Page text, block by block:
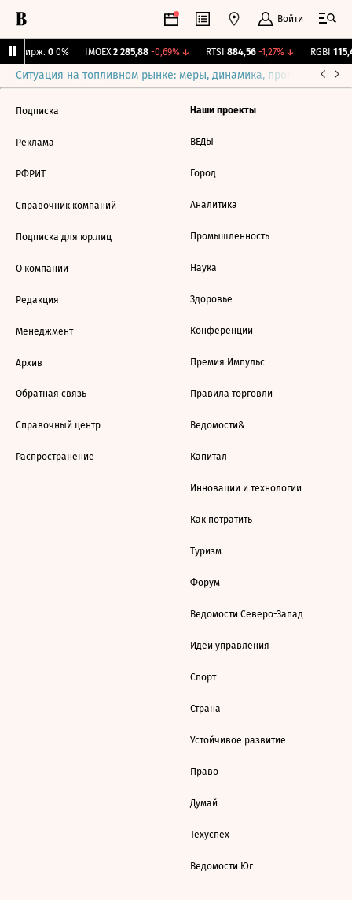
Войти
Бирж. 0 0% IMOEX 2 285,88 -0,69%↓ RTSI 884,56 -1,27%↓ RGBI 115,4
Ситуация на топливном рынке: меры, динамика, прогнозы
Подписка
Реклама
РФРИТ
Справочник компаний
Подписка для юр.лиц
О компании
Редакция
Менеджмент
Архив
Обратная связь
Справочный центр
Распространение
Наши проекты
ВЕДЫ
Город
Аналитика
Промышленность
Наука
Здоровье
Конференции
Премия Импульс
Правила торговли
Ведомости&
Капитал
Инновации и технологии
Как потратить
Туризм
Форум
Ведомости Северо-Запад
Идеи управления
Спорт
Страна
Устойчивое развитие
Право
Думай
Техуспех
Ведомости Юг